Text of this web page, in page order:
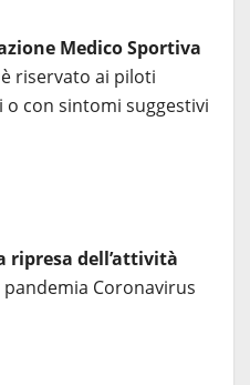
Medico Sportiva
riservato ai piloti
o con sintomi suggestivi
ripresa dell’attività
Coronavirus